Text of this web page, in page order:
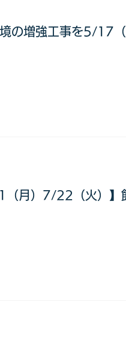
増強工事を5/17（
）7/22（火）】